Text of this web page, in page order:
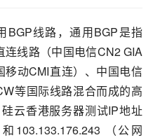
BGP线路，通用BGP是指
线路（中国电信CN2 GIA
动CMI直连）、中国电信
等国际线路混合而成的高
云香港服务器测试IP地址
103.133.176.243 （公网